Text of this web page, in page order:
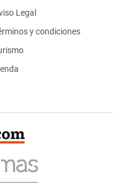
Legal
y condiciones